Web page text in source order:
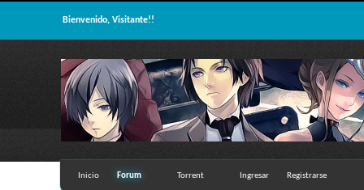
Bienvenido, Visitante!!
Inicio Forum Torrent Ingresar Registrarse